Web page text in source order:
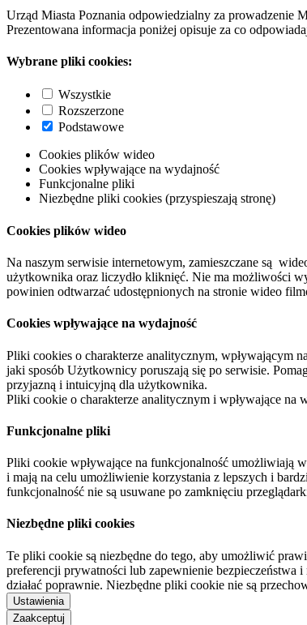
Urząd Miasta Poznania odpowiedzialny za prowadzenie
Prezentowana informacja poniżej opisuje za co
Wybrane pliki cookies:
Wszystkie
Rozszerzone
Podstawowe
Cookies plików wideo
Cookies wpływające na wydajność
Funkcjonalne pliki
Niezbędne pliki cookies (przyspieszają stronę)
Cookies plików wideo
Na naszym serwisie internetowym, zamieszczane są
użytkownika oraz liczydło kliknięć. Nie ma możliwości
powinien odtwarzać udostępnionych na stronie wideo
Cookies wpływające na wydajność
Pliki cookies o charakterze analitycznym, wpływającym
jaki sposób Użytkownicy poruszają się po serwisie.
przyjazną i intuicyjną dla użytkownika.
Pliki cookie o charakterze analitycznym i wpływające na
Funkcjonalne pliki
Pliki cookie wpływające na funkcjonalność umożliwiają
i mają na celu umożliwienie korzystania z lepszych i
funkcjonalność nie są usuwane po zamknięciu
Niezbędne pliki cookies
Te pliki cookie są niezbędne do tego, aby umożliwić
preferencji prywatności lub zapewnienie bezpieczeństwa
działać poprawnie. Niezbędne pliki cookie nie są
Ustawienia
Zaakceptuj